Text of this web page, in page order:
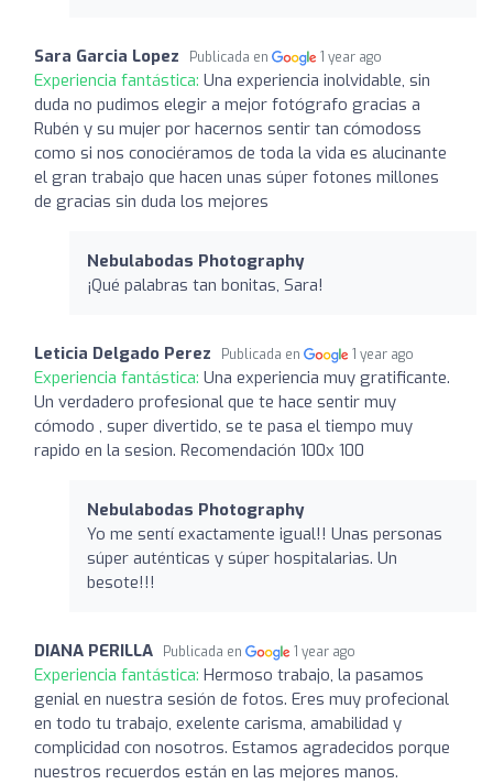
Sara Garcia Lopez Publicada en 1 year ago
Experiencia fantástica: Una experiencia inolvidable, sin
duda no pudimos elegir a mejor fotógrafo gracias a
Rubén y su mujer por hacernos sentir tan cómodoss
como si nos conociéramos de toda la vida es alucinante
el gran trabajo que hacen unas súper fotones millones
de gracias sin duda los mejores
Nebulabodas Photography
¡Qué palabras tan bonitas, Sara!
Leticia Delgado Perez Publicada en 1 year ago
Experiencia fantástica: Una experiencia muy gratificante.
Un verdadero profesional que te hace sentir muy
cómodo , super divertido, se te pasa el tiempo muy
rapido en la sesion. Recomendación 100x 100
Nebulabodas Photography
Yo me sentí exactamente igual!! Unas personas
súper auténticas y súper hospitalarias. Un
besote!!!
DIANA PERILLA Publicada en 1 year ago
Experiencia fantástica: Hermoso trabajo, la pasamos
genial en nuestra sesión de fotos. Eres muy profecional
en todo tu trabajo, exelente carisma, amabilidad y
complicidad con nosotros. Estamos agradecidos porque
nuestros recuerdos están en las mejores manos.